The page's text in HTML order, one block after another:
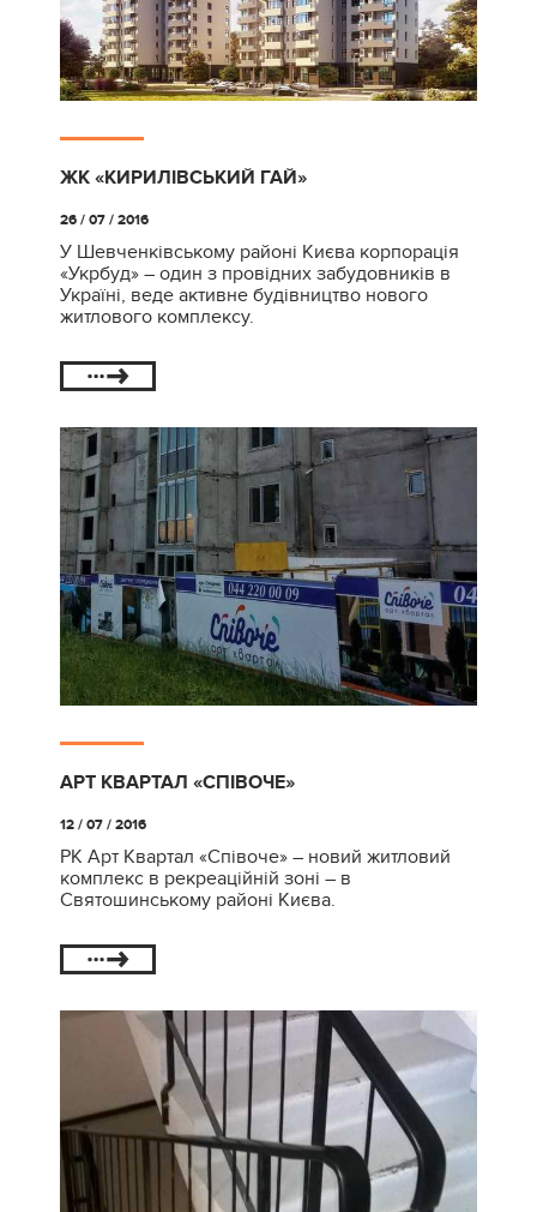
ЖК «КИРИЛІВСЬКИЙ ГАЙ»
26 / 07 / 2016
У Шевченківському районі Києва корпорація
«Укрбуд» – один з провідних забудовників в
Україні, веде активне будівництво нового
житлового комплексу.
АРТ КВАРТАЛ «СПІВОЧЕ»
12 / 07 / 2016
РК Арт Квартал «Співоче» – новий житловий
комплекс в рекреаційній зоні – в
Святошинському районі Києва.